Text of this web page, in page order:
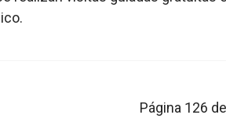
Página 126